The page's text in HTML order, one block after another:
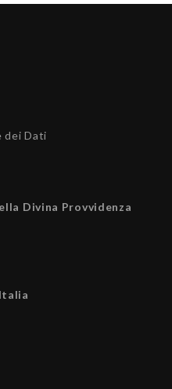
dei Dati
Divina Provvidenza